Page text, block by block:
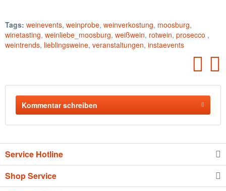
Tags: weinevents, weinprobe, weinverkostung, moosburg,
winetasting, weinliebe_moosburg, weißwein, rotwein, prosecco ,
weintrends, lieblingsweine, veranstaltungen, instaevents
Kommentar schreiben
Service Hotline
Shop Service